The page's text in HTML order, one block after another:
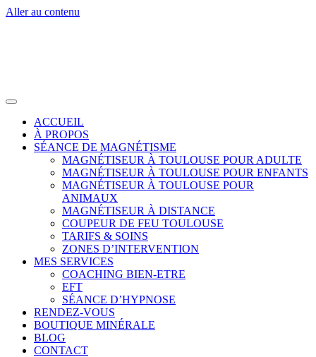
Aller au contenu
ACCUEIL
À PROPOS
SÉANCE DE MAGNÉTISME
MAGNÉTISEUR À TOULOUSE POUR ADULTE
MAGNÉTISEUR À TOULOUSE POUR ENFANTS
MAGNÉTISEUR À TOULOUSE POUR
ANIMAUX
MAGNÉTISEUR À DISTANCE
COUPEUR DE FEU TOULOUSE
TARIFS & SOINS
ZONES D’INTERVENTION
MES SERVICES
COACHING BIEN-ETRE
EFT
SÉANCE D’HYPNOSE
RENDEZ-VOUS
BOUTIQUE MINÉRALE
BLOG
CONTACT